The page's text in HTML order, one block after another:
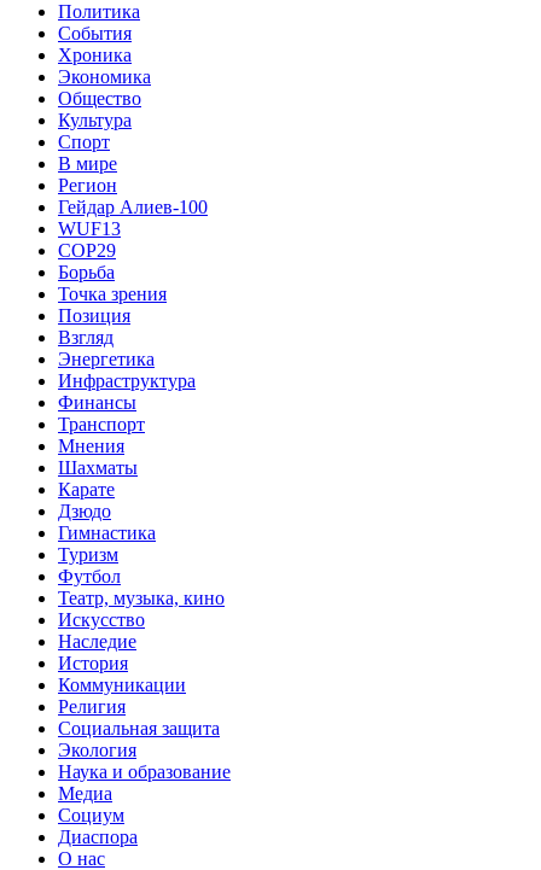
Политика
События
Хроника
Экономика
Общество
Культура
Спорт
В мире
Регион
Гейдар Алиев-100
WUF13
COP29
Борьба
Точка зрения
Позиция
Взгляд
Энергетика
Инфраструктура
Финансы
Транспорт
Мнения
Шахматы
Карате
Дзюдо
Гимнастика
Туризм
Футбол
Театр, музыка, кино
Искусство
Наследие
История
Коммуникации
Религия
Социальная защита
Экология
Наука и образование
Медиа
Социум
Диаспора
О нас